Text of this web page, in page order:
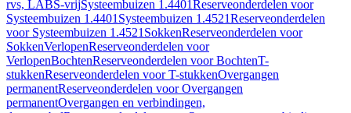
rvs, LABS-vrijSysteembuizen 1.4401Reserveonderdelen voor
Systeembuizen 1.4401 Systeembuizen 1.4521Reserveonderdelen
voor Systeembuizen 1.4521 SokkenReserveonderdelen voor
SokkenVerlopenReserveonderdelen voor
VerlopenBochtenReserveonderdelen voor BochtenT-
stukkenReserveonderdelen voor T-stukkenOvergangen
permanentReserveonderdelen voor Overgangen
permanentOvergangen en verbindingen,